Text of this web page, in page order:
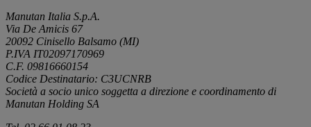
Manutan Italia S.p.A.
Via De Amicis 67
20092 Cinisello Balsamo (MI)
P.IVA IT02097170969
C.F. 09816660154
Codice Destinatario: C3UCNRB
Società a socio unico soggetta a direzione e coordinamento di
Manutan Holding SA